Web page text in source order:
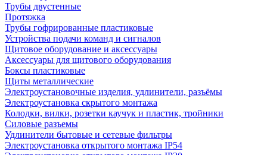
Трубы двустенные
Протяжка
Трубы гофрированные пластиковые
Устройства подачи команд и сигналов
Щитовое оборудование и аксессуары
Аксессуары для щитового оборудования
Боксы пластиковые
Щиты металлические
Электроустановочные изделия, удлинители, разъёмы
Электроустановка скрытого монтажа
Колодки, вилки, розетки каучук и пластик, тройники
Силовые разъемы
Удлинители бытовые и сетевые фильтры
Электроустановка открытого монтажа IP54